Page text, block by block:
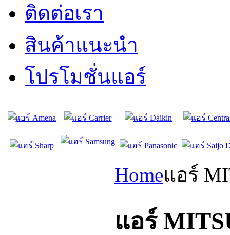
ติดต่อเรา
สินค้าแนะนำ
โปรโมชั่นแอร์
Homeแอร์
แอร์